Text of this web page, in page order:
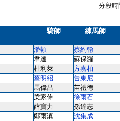
分段
騎師 練馬師
潘頓 蔡約翰
韋達 蘇保羅
杜利萊 方嘉柏
蔡明紹 告東尼
馬偉昌 苗禮德
梁家偉 徐雨石
薛寶力 孫達志
鄭雨滇 沈集成